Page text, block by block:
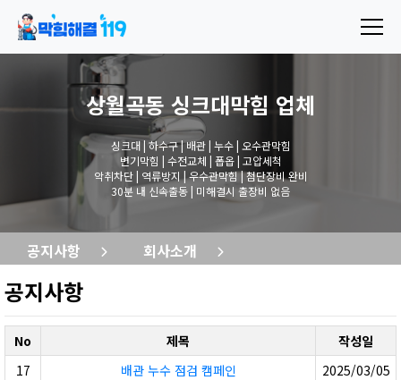
상월곡동 싱크대막힘 업체
싱크대 | 하수구 | 배관 | 누수 | 오수관막힘
변기막힘 | 수전교체 | 폽옵 | 고압세척
악취차단 | 역류방지 | 우수관막힘 | 첨단장비 완비
30분 내 신속출동 | 미해결시 출장비 없음
공지사항 회사소개
공지사항
No 제목
작성일
17
배관 누수 점검 캠페인
2025/03/05